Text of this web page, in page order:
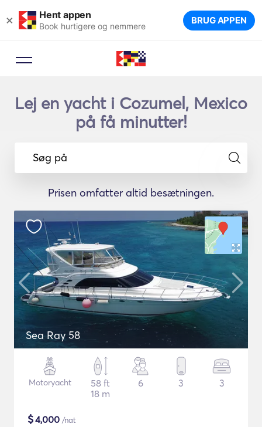
× Hent appen
Book hurtigere og nemmere BRUG APPEN
Lej en yacht i Cozumel, Mexico
på få minutter!
Søg på
Prisen omfatter altid besætningen.
Sea Ray 58
Motoryacht
58 ft
18 m
6 3 3
$4,000 /nat